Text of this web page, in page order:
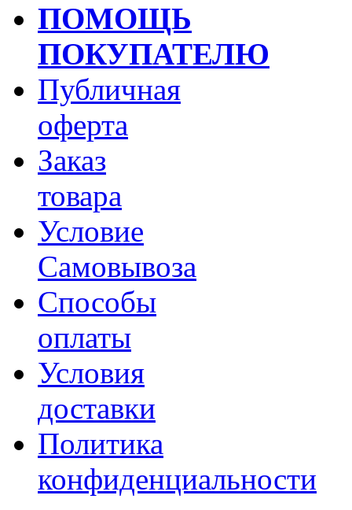
ПОМОЩЬ
ПОКУПАТЕЛЮ
Публичная
оферта
Заказ
товара
Условие
Самовывоза
Способы
оплаты
Условия
доставки
Политика
конфиденциальности